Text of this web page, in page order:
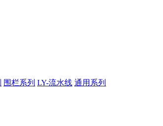
围栏系列 LY-流水线 通用系列